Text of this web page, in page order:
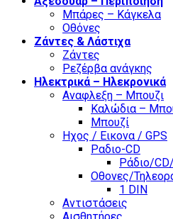
Μπάρες – Κάγκελα
Οθόνες
Ζάντες & Λάστιχα
Ζάντες
Ρεζέρβα ανάγκης
Ηλεκτρικά – Ηλεκρονικά
Αναφλεξη – Μπουζι
Καλώδια –
Μπουζί
Ηχος / Εικονα / GPS
Ραδιο-CD
Ράδιο/
Οθονες/
1 DIN
Αντιστάσεις